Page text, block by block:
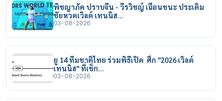
พิชญาภัค ปราบจีน - วีรวิชญ์ เฉือนชนะ ประเดิม
ชัยหวดเวิลด์ เทนนิส…
03-08-2026
ยู 14 ทีมชาติไทย ร่วมพิธีเปิด ศึก "2026 เวิลด์
เทนนิส" ที่เช็ก…
03-08-2026